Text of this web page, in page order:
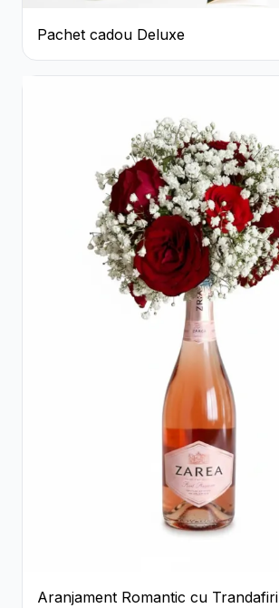
Pachet cadou Deluxe
Aranjament Romantic cu Trandafiri